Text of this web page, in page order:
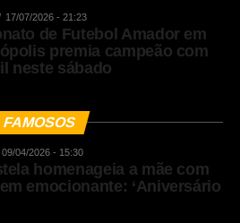
17/07/2026 - 21:23
de Futebol Amador em
premia campeão com
neste sábado
FAMOSOS
09/04/2026 - 15:30
homenageia a mãe com
emocionante: ‘Aniversário